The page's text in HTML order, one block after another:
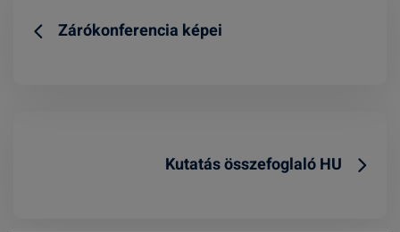
Zárókonferencia képei
Kutatás összefoglaló HU